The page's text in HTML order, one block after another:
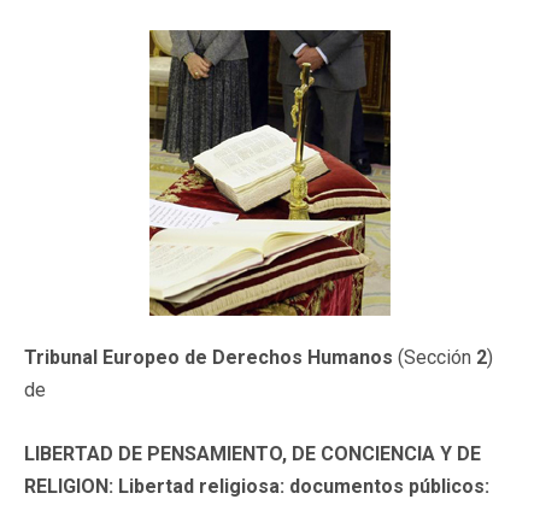
Tribunal Europeo de Derechos Humanos (Sección 2)
de
LIBERTAD DE PENSAMIENTO, DE CONCIENCIA Y DE
RELIGION: Libertad religiosa: documentos públicos: